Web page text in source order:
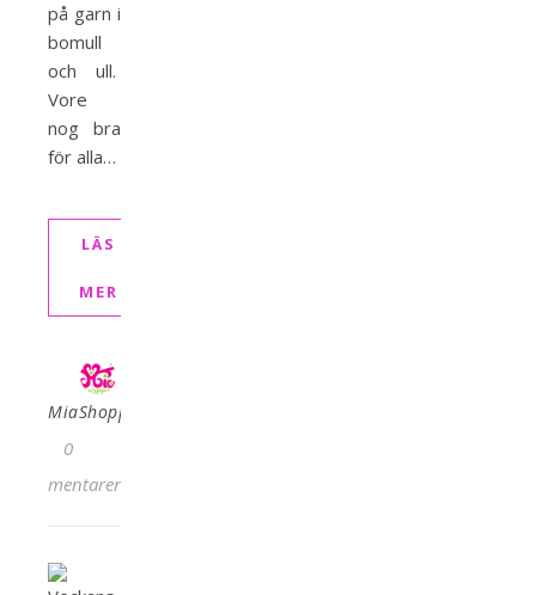
på garn i
bomull
och ull.
Vore
nog bra
för alla…
LÄS
MER
MiaShopping
0
kommentarer